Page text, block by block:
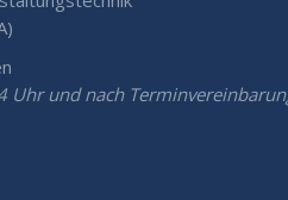
Uhr und nach